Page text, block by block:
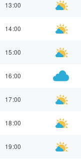
13:00
14:00
15:00
16:00
17:00
18:00
19:00